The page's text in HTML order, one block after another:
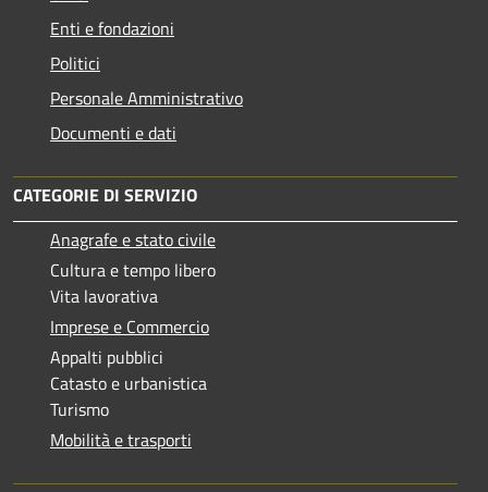
Enti e fondazioni
Politici
Personale Amministrativo
Documenti e dati
CATEGORIE DI SERVIZIO
Anagrafe e stato civile
Cultura e tempo libero
Vita lavorativa
Imprese e Commercio
Appalti pubblici
Catasto e urbanistica
Turismo
Mobilità e trasporti